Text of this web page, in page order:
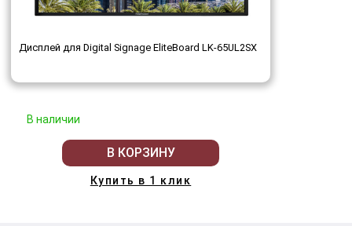
Дисплей для Digital Signage EliteBoard LK-65UL2SX
В наличии
В КОРЗИНУ
Купить в 1 клик